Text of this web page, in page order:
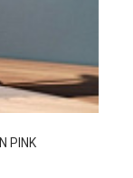
PINK